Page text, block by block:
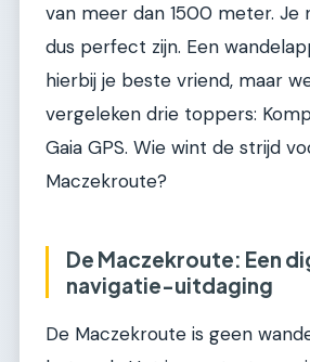
van meer dan 1500 meter. Je
dus perfect zijn. Een
hierbij je beste vriend, maar
vergeleken drie toppers:
Gaia GPS. Wie wint de strijd
Maczekroute?
De Maczekroute: Een
navigatie-uitdaging
De Maczekroute is geen